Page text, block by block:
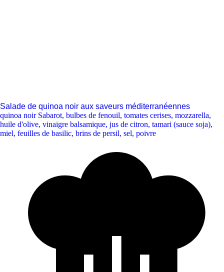
Salade de quinoa noir aux saveurs méditerranéennes
quinoa noir Sabarot, bulbes de fenouil, tomates cerises, mozzarella,
huile d'olive, vinaigre balsamique, jus de citron, tamari (sauce soja),
miel, feuilles de basilic, brins de persil, sel, poivre